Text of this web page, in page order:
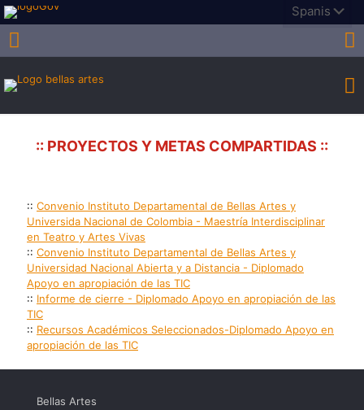
:: PROYECTOS Y METAS COMPARTIDAS ::
:: Convenio Instituto Departamental de Bellas Artes y
Universida Nacional de Colombia - Maestría Interdisciplinar
en Teatro y Artes Vivas
:: Convenio Instituto Departamental de Bellas Artes y
Universidad Nacional Abierta y a Distancia - Diplomado
Apoyo en apropiación de las TIC
:: Informe de cierre - Diplomado Apoyo en apropiación de las
TIC
:: Recursos Académicos Seleccionados-Diplomado Apoyo en
apropiación de las TIC
Bellas Artes